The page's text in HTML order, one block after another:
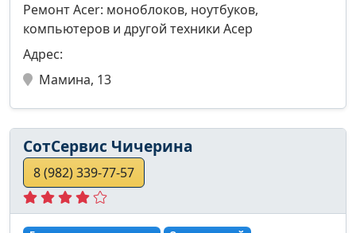
Ремонт Acer: моноблоков, ноутбуков,
компьютеров и другой техники Асер
Адрес:
Мамина, 13
СотСервис Чичерина
8 (982) 339-77-57